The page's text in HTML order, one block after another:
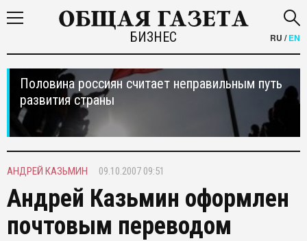
БИЗНЕС RU /EN
Половина россиян считает неправильным путь
развития страны
АНДРЕЙ КАЗЬМИН 09.10.2007 09:51
Андрей Казьмин оформлен
почтовым переводом